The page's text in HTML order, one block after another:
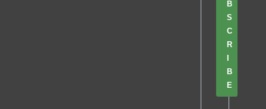
B
S
C
R
B
E